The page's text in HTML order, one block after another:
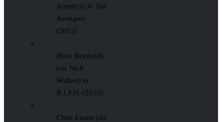
America) in The
Avengers
(2012)
Ryan Reynolds
(als Nick
Walker) in
R.I.P.D. (2013)
Chris Evans (als